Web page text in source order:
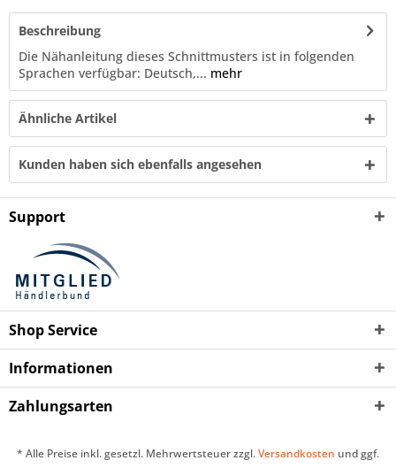
Beschreibung
Die Nähanleitung dieses Schnittmusters ist in folgenden
Sprachen verfügbar: Deutsch,... mehr
Ähnliche Artikel
Kunden haben sich ebenfalls angesehen
Support
Shop Service
Informationen
Zahlungsarten
* Alle Preise inkl. gesetzl. Mehrwertsteuer zzgl.Versandkosten und ggf.